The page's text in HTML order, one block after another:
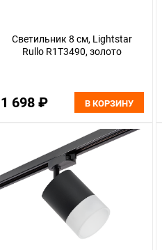
Светильник 8 см, Lightstar
Rullo R1T3490, золото
1 698 ₽ В КОРЗИНУ